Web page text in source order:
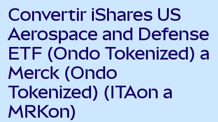
Convertir iShares US
Aerospace and Defense
ETF (Ondo Tokenized) a
Merck (Ondo
Tokenized) (ITAon a
MRKon)